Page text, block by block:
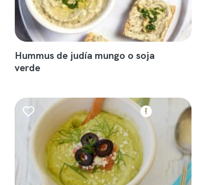
Hummus de judía mungo o soja
verde